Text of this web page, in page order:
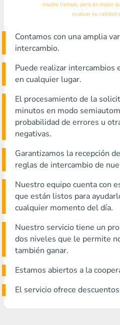
mucho tiempo, pero es mejor
evaluar su calidad
Contamos con una amplia
intercambio.
Puede realizar intercambios
en cualquier lugar.
El procesamiento de la
minutos en modo
probabilidad de errores u
negativas.
Garantizamos la recepción
reglas de intercambio de
Nuestro equipo cuenta con
que están listos para
cualquier momento del día.
Nuestro servicio tiene un
dos niveles que le permite
también ganar.
Estamos abiertos a la
El servicio ofrece